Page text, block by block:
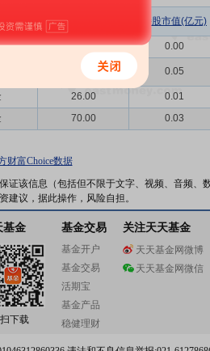
持股总数(万股) 持股市值(亿元)
10.00 0.00
100.00 0.05
26.00 0.01
70.00 0.03
财富Choice数据
该信息（包括但不限于文字、视频、音频、
议，据此操作，风险自担。
基金
下载
基金交易
基金开户
基金交易
活期宝
基金产品
稳健理财
关注天天基金
天天基金网微博
天天基金网微信